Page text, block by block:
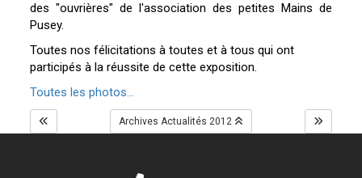
des "ouvrières" de l'association des petites Mains de
Pusey.
Toutes nos félicitations à toutes et à tous qui ont
participés à la réussite de cette exposition.
Toutes les photos...
Archives Actualités 2012